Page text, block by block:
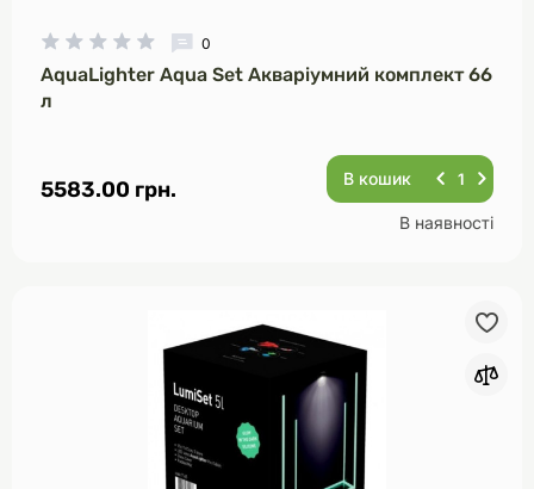
0
AquaLighter Aqua Set Акваріумний комплект 66
л
5583.00 грн. В кошик
В наявності